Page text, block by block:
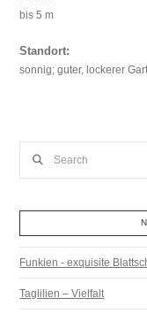
bis 5 m
Standort:
sonnig; guter, lockerer
Funkien - exquisite
Taglilien – Vielfalt